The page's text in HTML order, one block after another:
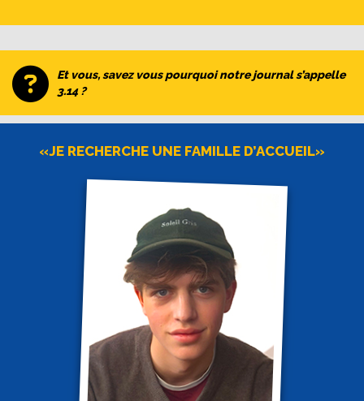
Et vous, savez vous pourquoi notre journal s’appelle
3.14 ?
«JE RECHERCHE UNE FAMILLE D’ACCUEIL»